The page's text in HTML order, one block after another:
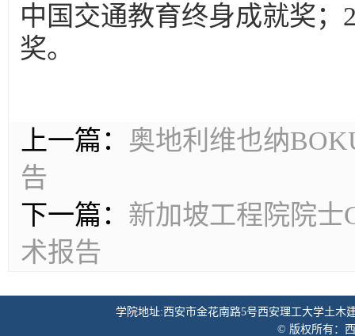
中国交通教育终身成就奖；
奖。
上一篇： 奥地利维也纳
告
下一篇： 新加坡工程院院士
术报告
学院地址:西安市金花南路5号西安理工大学土木
© 版权所有：